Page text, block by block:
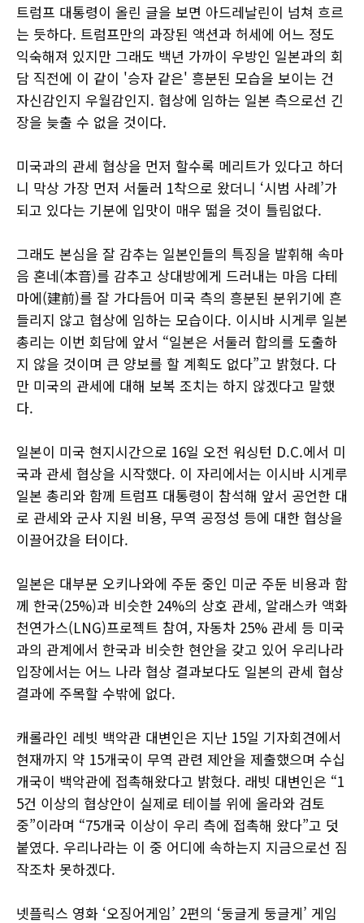
트럼프 대통령이 올린 글을 보면 아드레날린이 넘쳐 흐르
는 듯하다. 트럼프만의 과장된 액션과 허세에 어느 정도
익숙해져 있지만 그래도 백년 가까이 우방인 일본과의 회
담 직전에 이 같이 '승자 같은' 흥분된 모습을 보이는 건
자신감인지 우월감인지. 협상에 임하는 일본 측으로선 긴
장을 늦출 수 없을 것이다.
미국과의 관세 협상을 먼저 할수록 메리트가 있다고 하더
니 막상 가장 먼저 서둘러 1착으로 왔더니 ‘시범 사례’가
되고 있다는 기분에 입맛이 매우 떫을 것이 틀림없다.
그래도 본심을 잘 감추는 일본인들의 특징을 발휘해 속마
음 혼네(本音)를 감추고 상대방에게 드러내는 마음 다테
마에(建前)를 잘 가다듬어 미국 측의 흥분된 분위기에 흔
들리지 않고 협상에 임하는 모습이다. 이시바 시게루 일본
총리는 이번 회담에 앞서 “일본은 서둘러 합의를 도출하
지 않을 것이며 큰 양보를 할 계획도 없다”고 밝혔다. 다
만 미국의 관세에 대해 보복 조치는 하지 않겠다고 말했
다.
일본이 미국 현지시간으로 16일 오전 워싱턴 D.C.에서 미
국과 관세 협상을 시작했다. 이 자리에서는 이시바 시게루
일본 총리와 함께 트럼프 대통령이 참석해 앞서 공언한 대
로 관세와 군사 지원 비용, 무역 공정성 등에 대한 협상을
이끌어갔을 터이다.
일본은 대부분 오키나와에 주둔 중인 미군 주둔 비용과 함
께 한국(25%)과 비슷한 24%의 상호 관세, 알래스카 액화
천연가스(LNG)프로젝트 참여, 자동차 25% 관세 등 미국
과의 관계에서 한국과 비슷한 현안을 갖고 있어 우리나라
입장에서는 어느 나라 협상 결과보다도 일본의 관세 협상
결과에 주목할 수밖에 없다.
캐롤라인 레빗 백악관 대변인은 지난 15일 기자회견에서
현재까지 약 15개국이 무역 관련 제안을 제출했으며 수십
개국이 백악관에 접촉해왔다고 밝혔다. 래빗 대변인은 “1
5건 이상의 협상안이 실제로 테이블 위에 올라와 검토
중”이라며 “75개국 이상이 우리 측에 접촉해 왔다”고 덧
붙였다. 우리나라는 이 중 어디에 속하는지 지금으로선 짐
작조차 못하겠다.
넷플릭스 영화 ‘오징어게임’ 2편의 ‘둥글게 둥글게’ 게임